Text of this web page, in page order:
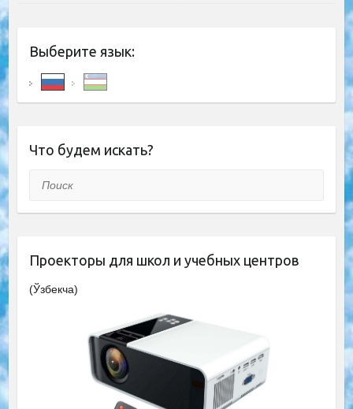
Выберите язык:
Что будем искать?
Поиск
Проекторы для школ и учебных центров
(Ўзбекча)